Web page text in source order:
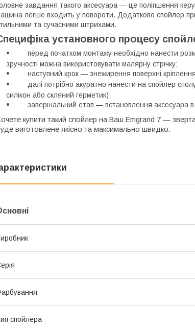
завдання такого аксесуара — це поліпшення
легше входить у повороти. Додатково спойлер
та сучасними штрихами.
установного процесу
перед початком монтажу необхідно нанести
зручності можна використовувати малярну стрічку;
наступний крок — знежирення поверхні
далі потрібно акуратно нанести на спойлер
силікон або скляний герметик);
завершальний етап — встановлення аксесуара в
купити такий спойлер на Ваш Emgrand 7 —
виготовлене якісно та максимально швидко.
спойлера